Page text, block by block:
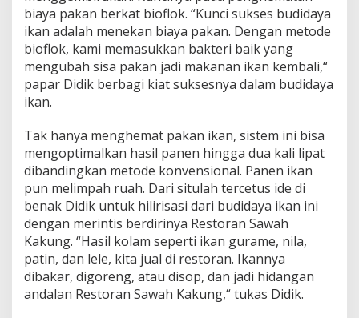
biaya pakan berkat bioflok. “Kunci sukses budidaya
ikan adalah menekan biaya pakan. Dengan metode
bioflok, kami memasukkan bakteri baik yang
mengubah sisa pakan jadi makanan ikan kembali,“
papar Didik berbagi kiat suksesnya dalam budidaya
ikan.
Tak hanya menghemat pakan ikan, sistem ini bisa
mengoptimalkan hasil panen hingga dua kali lipat
dibandingkan metode konvensional. Panen ikan
pun melimpah ruah. Dari situlah tercetus ide di
benak Didik untuk hilirisasi dari budidaya ikan ini
dengan merintis berdirinya Restoran Sawah
Kakung. “Hasil kolam seperti ikan gurame, nila,
patin, dan lele, kita jual di restoran. Ikannya
dibakar, digoreng, atau disop, dan jadi hidangan
andalan Restoran Sawah Kakung,“ tukas Didik.